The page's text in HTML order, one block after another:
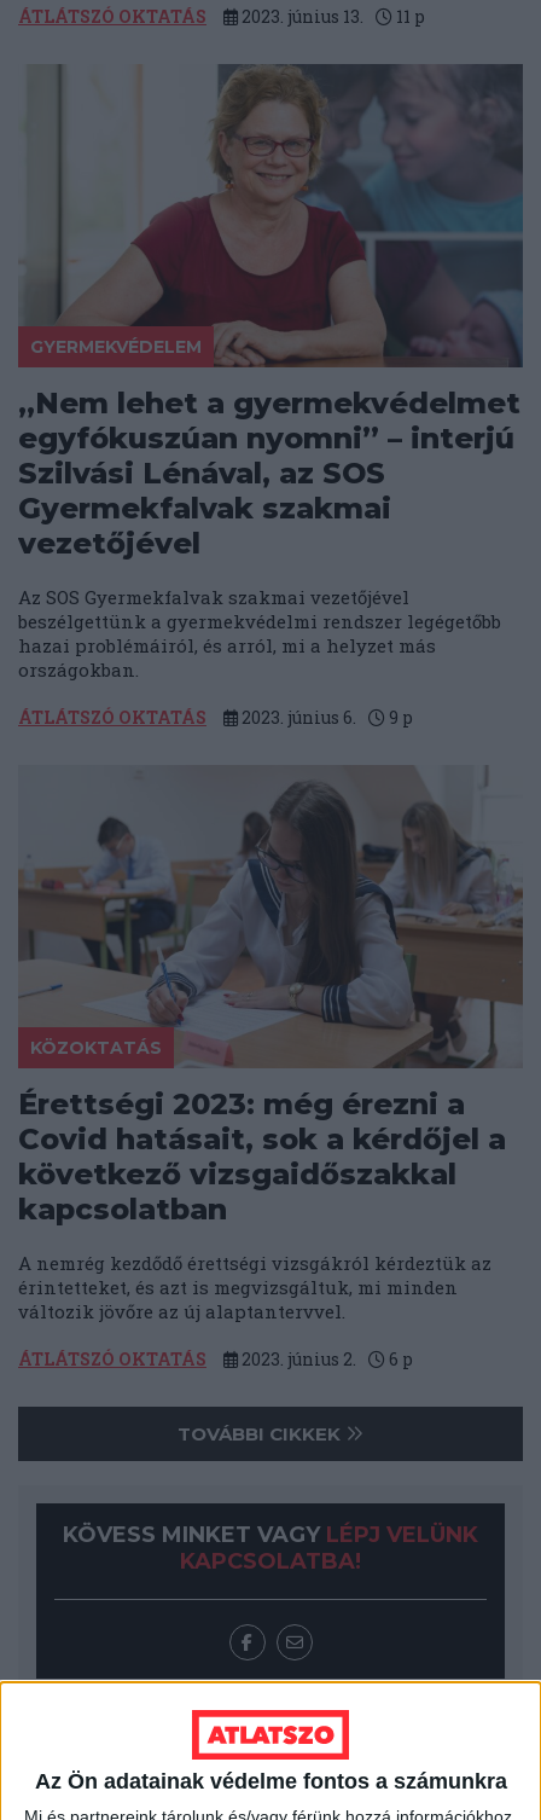
Az Ön adatainak védelme fontos a számunkra
Mi és partnereink tárolunk és/vagy férünk hozzá információkhoz
ÁTLÁTSZÓ OKTATÁS 2023. június 13. 11 p
GYERMEKVÉDELEM
„Nem lehet a gyermekvédelmet
egyfókuszúan nyomni” – interjú
Szilvási Lénával, az SOS
Gyermekfalvak szakmai
vezetőjével
Az SOS Gyermekfalvak szakmai vezetőjével
beszélgettünk a gyermekvédelmi rendszer legégetőbb
hazai problémáiról, és arról, mi a helyzet más
országokban.
ÁTLÁTSZÓ OKTATÁS 2023. június 6. 9 p
KÖZOKTATÁS
Érettségi 2023: még érezni a
Covid hatásait, sok a kérdőjel a
következő vizsgaidőszakkal
kapcsolatban
A nemrég kezdődő érettségi vizsgákról kérdeztük az
érintetteket, és azt is megvizsgáltuk, mi minden
változik jövőre az új alaptantervvel.
ÁTLÁTSZÓ OKTATÁS 2023. június 2. 6 p
TOVÁBBI CIKKEK
KÖVESS MINKET VAGY LÉPJ VELÜNK
KAPCSOLATBA!